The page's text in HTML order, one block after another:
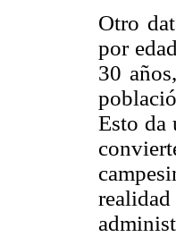
Otro
por
30
Esto da